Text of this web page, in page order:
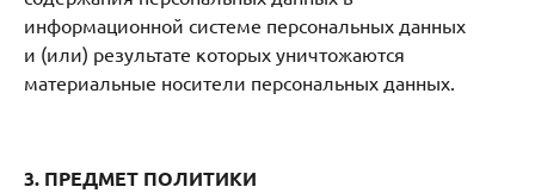
информационной системе персональных данных
и (или) результате которых уничтожаются
материальные носители персональных данных.
3. ПРЕДМЕТ ПОЛИТИКИ